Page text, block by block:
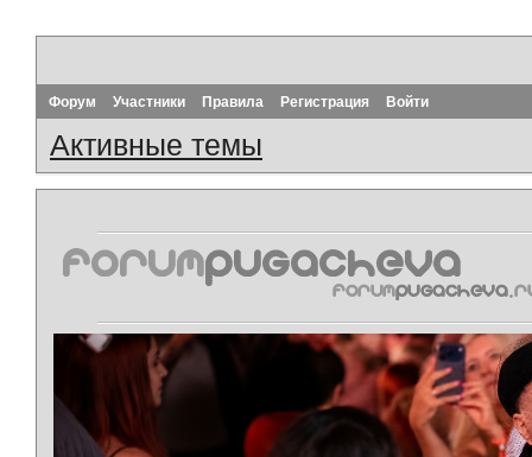
Форум Участники Правила Регистрация Войти
Активные темы